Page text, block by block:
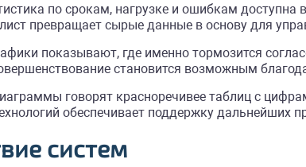
по срокам, нагрузке и ошибкам доступна
превращает сырые данные в основу для
показывают, где именно тормозится
становится возможным
говорят красноречивее таблиц с
обеспечивает поддержку дальнейших
систем